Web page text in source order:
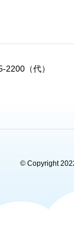
2200（代）
© Copyright